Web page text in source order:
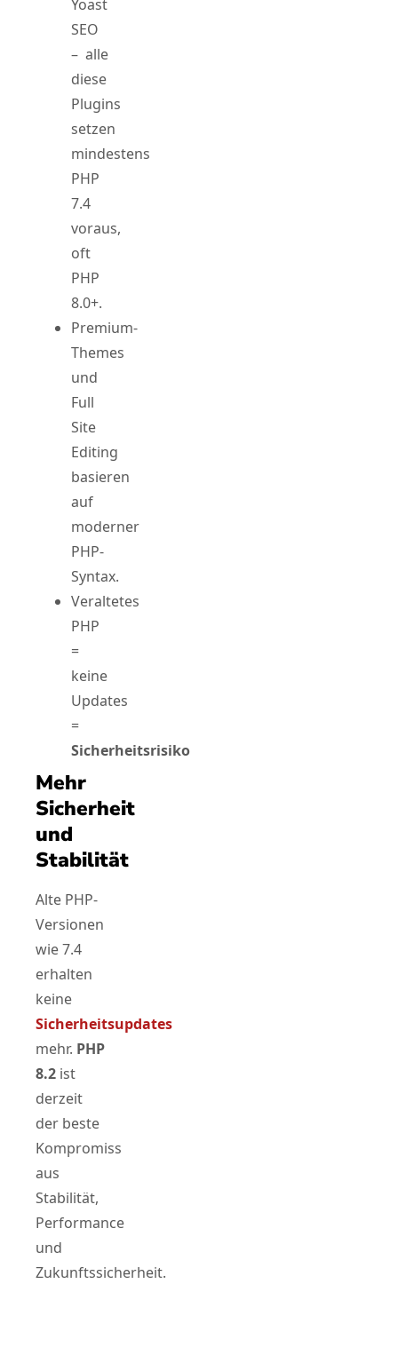
Yoast
SEO
– alle
diese
Plugins
setzen
mindestens
PHP
7.4
voraus,
oft
PHP
8.0+.
Premium-
Themes
und
Full
Site
Editing
basieren
auf
moderner
PHP-
Syntax.
Veraltetes
PHP
=
keine
Updates
=
Sicherheitsrisiko
Mehr
Sicherheit
und
Stabilität
Alte PHP-
Versionen
wie 7.4
erhalten
keine
Sicherheitsupdates
mehr. PHP
8.2 ist
derzeit
der beste
Kompromiss
aus
Stabilität,
Performance
und
Zukunftssicherheit.